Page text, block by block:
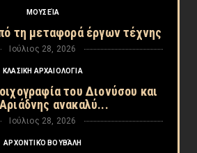
ΜΟΥΣΕΊΑ
τη μεταφορά έργων τέχνης
Ιούλιος 28, 2026
ΚΛΑΣΙΚΗ ΑΡΧΑΙΟΛΟΓΙΑ
του Διονύσου και
ανακαλύ...
Ιούλιος 28, 2026
ΑΡΧΟΝΤΙΚΌ ΒΟΥΒΆΛΗ